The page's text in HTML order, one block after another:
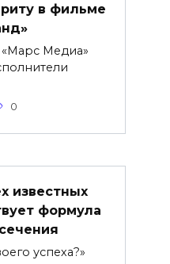
в фильме
Медиа»
0
известных
формула
успеха?»